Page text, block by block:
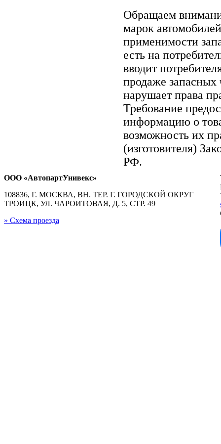
Обращаем
марок
применимости
есть на
вводит
продаже запасных
нарушает права
Требование
информацию о
возможность их
(изготовителя)
РФ.
ООО «АвтопартУнивекс»
108836, Г. МОСКВА, ВН. ТЕР. Г. ГОРОДСКОЙ ОКРУГ
ТРОИЦК, УЛ. ЧАРОИТОВАЯ, Д. 5, СТР. 49
» Схема проезда